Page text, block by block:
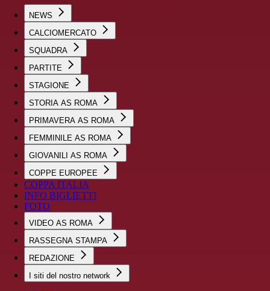
NEWS
CALCIOMERCATO
SQUADRA
PARTITE
STAGIONE
STORIA AS ROMA
PRIMAVERA AS ROMA
FEMMINILE AS ROMA
GIOVANILI AS ROMA
COPPE EUROPEE
COPPA ITALIA
INFO BIGLIETTI
FOTO
VIDEO AS ROMA
RASSEGNA STAMPA
REDAZIONE
I siti del nostro network